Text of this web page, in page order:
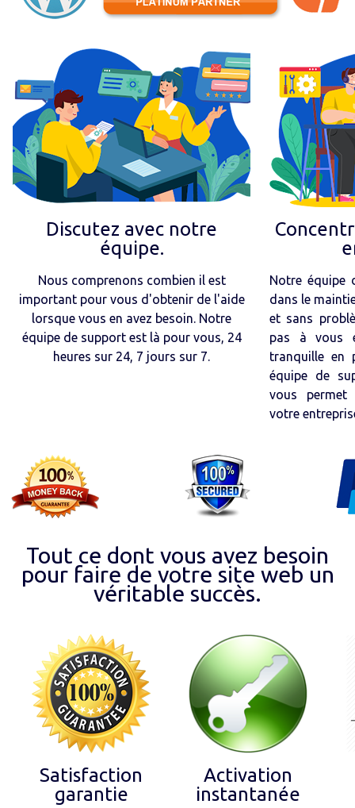
Discutez avec notre
équipe.
Nous comprenons combien il est
important pour vous d'obtenir de l'aide
lorsque vous en avez besoin. Notre
équipe de support est là pour vous, 24
heures sur 24, 7 jours sur 7.
Notre équipe
dans le
et sans
pas à vous
tranquille en
équipe de
vous
votre
Tout ce dont vous avez besoin
pour faire de votre site web un
véritable succès.
Satisfaction
garantie
Activation
instantanée